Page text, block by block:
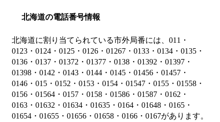
北海道の電話番号情報
北海道に割り当てられている市外局番には、011・
0123・0124・0125・0126・01267・0133・0134・0135・
0136・0137・01372・01377・0138・01392・01397・
01398・0142・0143・0144・0145・01456・01457・
0146・015・0152・0153・0154・01547・0155・01558・
0156・01564・0157・0158・01586・01587・0162・
0163・01632・01634・01635・0164・01648・0165・
01654・01655・01656・01658・0166・0167があります。